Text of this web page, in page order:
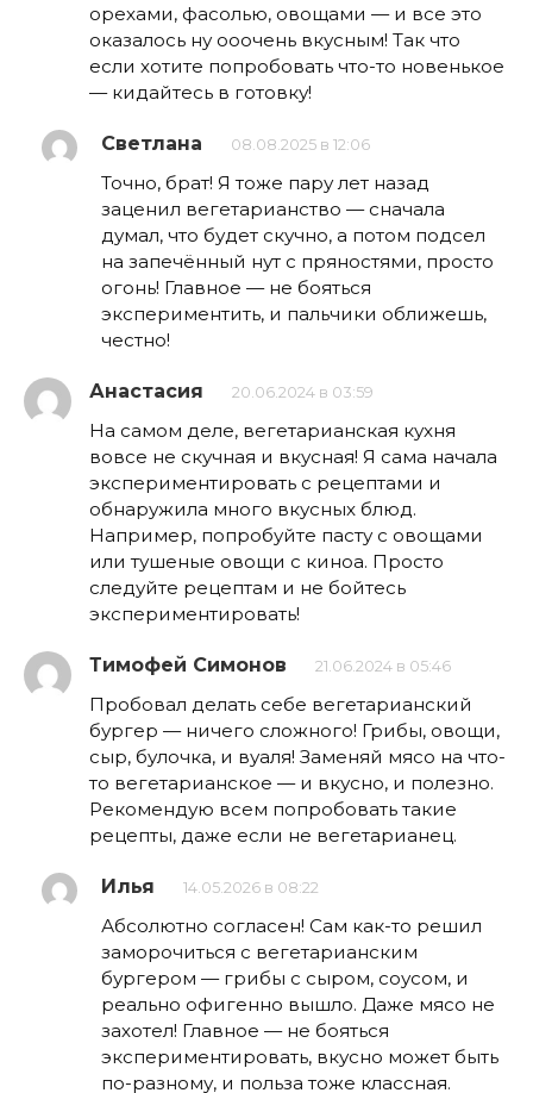
орехами, фасолью, овощами — и все это
оказалось ну ооочень вкусным! Так что
если хотите попробовать что-то новенькое
— кидайтесь в готовку!
Светлана 08.08.2025 в 12:06
Точно, брат! Я тоже пару лет назад
заценил вегетарианство — сначала
думал, что будет скучно, а потом подсел
на запечённый нут с пряностями, просто
огонь! Главное — не бояться
экспериментить, и пальчики оближешь,
честно!
Анастасия 20.06.2024 в 03:59
На самом деле, вегетарианская кухня
вовсе не скучная и вкусная! Я сама начала
экспериментировать с рецептами и
обнаружила много вкусных блюд.
Например, попробуйте пасту с овощами
или тушеные овощи с киноа. Просто
следуйте рецептам и не бойтесь
экспериментировать!
Тимофей Симонов 21.06.2024 в 05:46
Пробовал делать себе вегетарианский
бургер — ничего сложного! Грибы, овощи,
сыр, булочка, и вуаля! Заменяй мясо на что-
то вегетарианское — и вкусно, и полезно.
Рекомендую всем попробовать такие
рецепты, даже если не вегетарианец.
Илья 14.05.2026 в 08:22
Абсолютно согласен! Сам как-то решил
заморочиться с вегетарианским
бургером — грибы с сыром, соусом, и
реально офигенно вышло. Даже мясо не
захотел! Главное — не бояться
экспериментировать, вкусно может быть
по-разному, и польза тоже классная.